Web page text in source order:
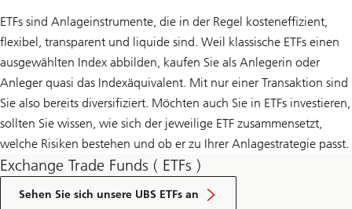
ETFs sind Anlageinstrumente, die in der Regel kosteneffizient,
flexibel, transparent und liquide sind. Weil klassische ETFs einen
ausgewählten Index abbilden, kaufen Sie als Anlegerin oder
Anleger quasi das Indexäquivalent. Mit nur einer Transaktion sind
Sie also bereits diversifiziert. Möchten auch Sie in ETFs investieren,
sollten Sie wissen, wie sich der jeweilige ETF zusammensetzt,
welche Risiken bestehen und ob er zu Ihrer Anlagestrategie passt.
Exchange Trade Funds ( ETFs )
Sehen Sie sich unsere UBS ETFs an